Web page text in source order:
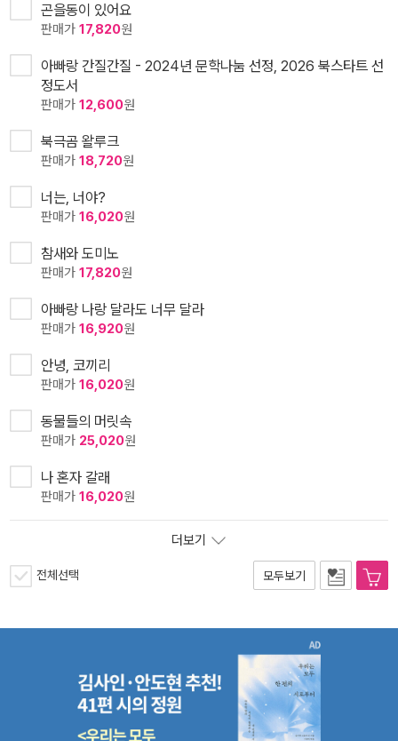
곤을동이 있어요
판매가 17,820원
아빠랑 간질간질 - 2024년 문학나눔 선정, 2026 북스타트 선
정도서
판매가 12,600원
북극곰 왈루크
판매가 18,720원
너는, 너야?
판매가 16,020원
참새와 도미노
판매가 17,820원
아빠랑 나랑 달라도 너무 달라
판매가 16,920원
안녕, 코끼리
판매가 16,020원
동물들의 머릿속
판매가 25,020원
나 혼자 갈래
판매가 16,020원
더보기
전체선택 모두보기